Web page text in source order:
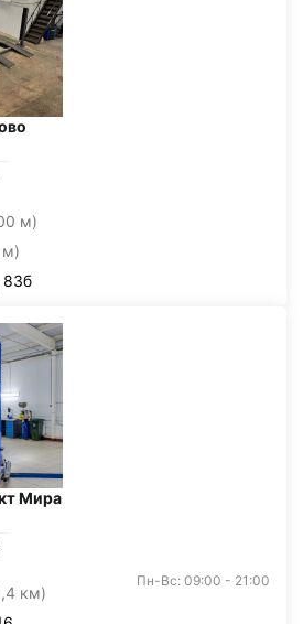
м)
м)
83б
Мира
км)
Пн-Вс: 09:00 - 21:00